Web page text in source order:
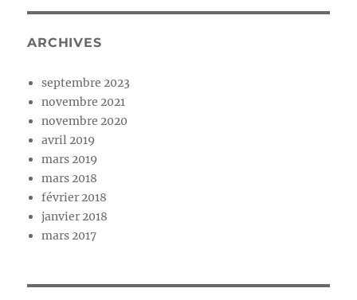
ARCHIVES
septembre 2023
novembre 2021
novembre 2020
avril 2019
mars 2019
mars 2018
février 2018
janvier 2018
mars 2017